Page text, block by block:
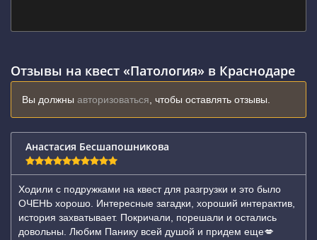
Отзывы на квест «Патология» в Краснодаре
Вы должны авторизоваться , чтобы оставлять отзывы.
Анастасия Бесшапошникова
Ходили с подружками на квест для разгрузки и это было
ОЧЕНЬ хорошо. Интересные загадки, хороший интерактив,
история захватывает. Покричали, порешали и остались
довольны. Любим Панику всей душой и придем еще💋